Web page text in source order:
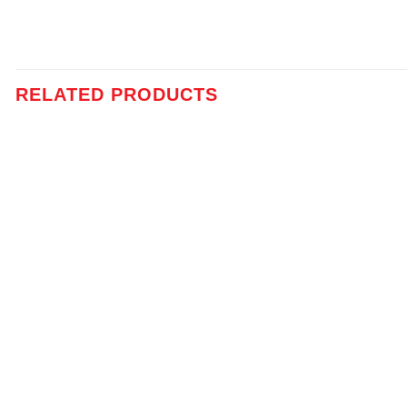
RELATED PRODUCTS